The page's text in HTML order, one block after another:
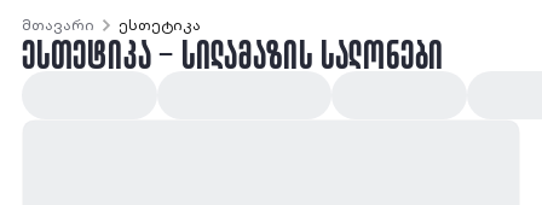
მთავარი ესთეტიკა
ᲔᲡᲗᲔᲢᲘᲙᲐ - ᲡᲘᲚᲐᲛᲐᲖᲘᲡ ᲡᲐᲚᲝᲜᲔᲑᲘ